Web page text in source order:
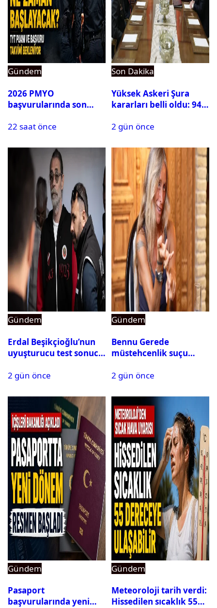
Gündem
2026 PMYO
başvurularında son
22 saat önce
Son Dakika
Yüksek Askeri Şura
kararları belli oldu: 94
2 gün önce
Gündem
Erdal Beşikçioğlu’nun
uyuşturucu test sonucu
2 gün önce
Gündem
Bennu Gerede
müstehcenlik suçu
alındı
2 gün önce
Gündem
Pasaport
başvurularında yeni
Gündem
Meteoroloji tarih verdi:
Hissedilen sıcaklık 55